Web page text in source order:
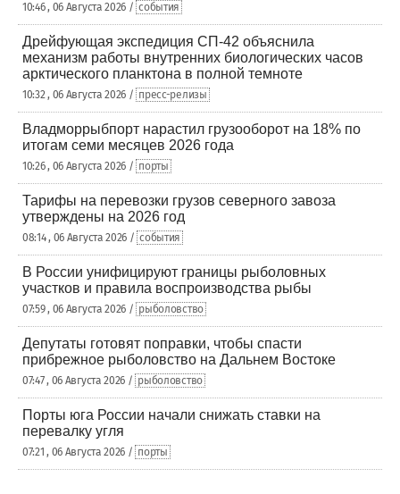
10:46 , 06 Августа 2026 / события
Дрейфующая экспедиция СП-42 объяснила
механизм работы внутренних биологических часов
арктического планктона в полной темноте
10:32 , 06 Августа 2026 / пресс-релизы
Владморрыбпорт нарастил грузооборот на 18% по
итогам семи месяцев 2026 года
10:26 , 06 Августа 2026 / порты
Тарифы на перевозки грузов северного завоза
утверждены на 2026 год
08:14 , 06 Августа 2026 / события
В России унифицируют границы рыболовных
участков и правила воспроизводства рыбы
07:59 , 06 Августа 2026 / рыболовство
Депутаты готовят поправки, чтобы спасти
прибрежное рыболовство на Дальнем Востоке
07:47 , 06 Августа 2026 / рыболовство
Порты юга России начали снижать ставки на
перевалку угля
07:21 , 06 Августа 2026 / порты